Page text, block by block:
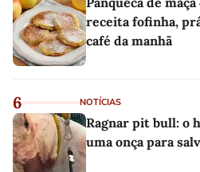
receita fofinha,
café da manhã
6 NOTÍCIAS
Ragnar pit bull: o
uma onça para